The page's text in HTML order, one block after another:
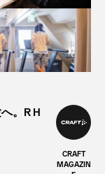
。R H
CRAFT
MAGAZIN